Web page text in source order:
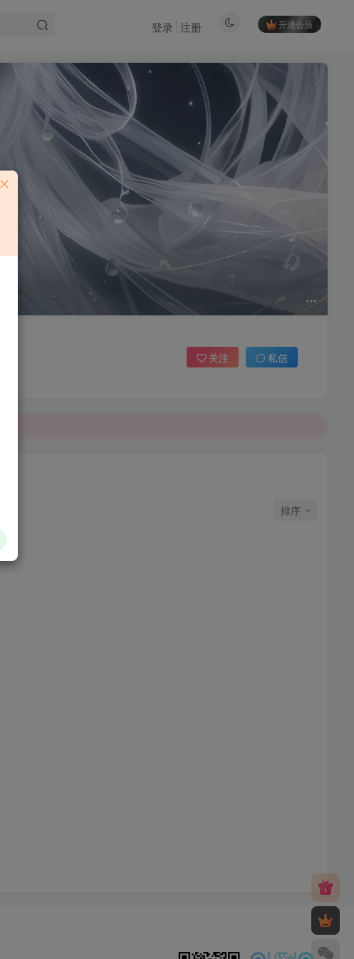
开通会员
登录 注册
关注 私信
排序